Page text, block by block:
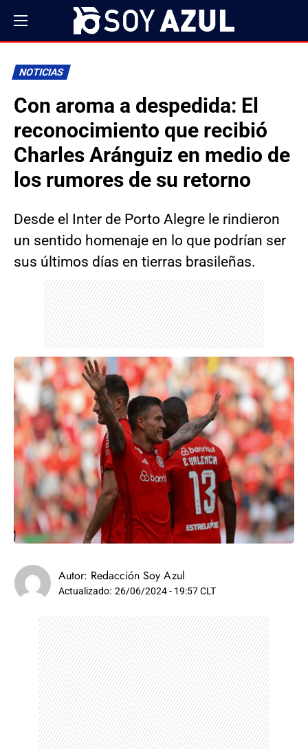
NOTICIAS
Con aroma a despedida: El
reconocimiento que recibió
Charles Aránguiz en medio de
los rumores de su retorno
Desde el Inter de Porto Alegre le rindieron
un sentido homenaje en lo que podrían ser
sus últimos días en tierras brasileñas.
Autor: Redacción Soy Azul
Actualizado: 26/06/2024 - 19:57 CLT